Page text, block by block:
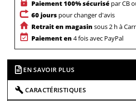
Paiement 100% sécurisé par CB
60 jours pour changer d'avis
Retrait en magasin sous 2 h à
Paiement en 4 fois avec PayPal
EN SAVOIR PLUS
CARACTÉRISTIQUES